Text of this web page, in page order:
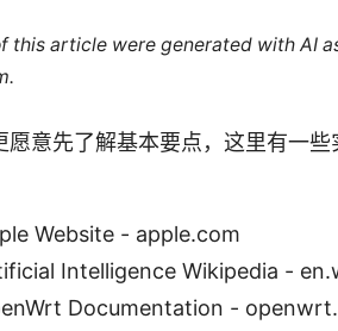
this article were generated with AI
愿意先了解基本要点，这里有一
Website - apple.com
Intelligence Wikipedia -
Documentation -